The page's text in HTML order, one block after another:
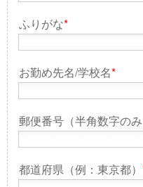
ふりがな*
お勤め先名/学校名*
郵便番号（半角数字のみ
都道府県（例：東京都）